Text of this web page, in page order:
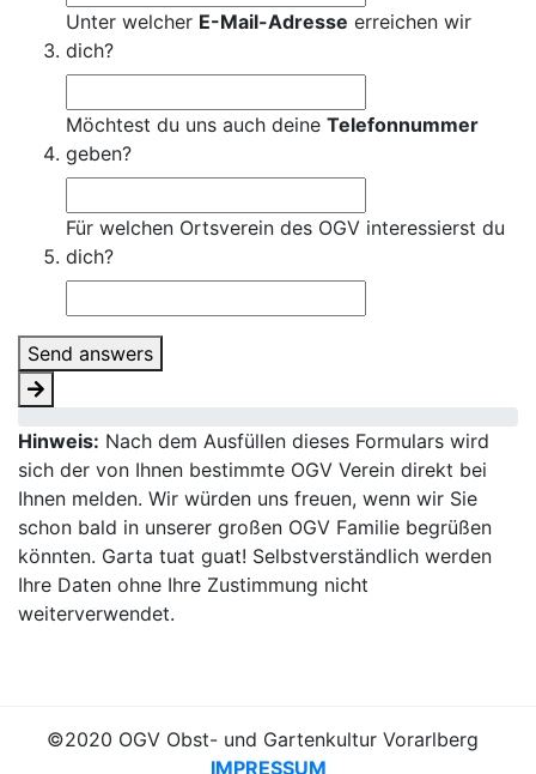
Unter welcher E-Mail-Adresse erreichen wir
dich?
Möchtest du uns auch deine Telefonnummer
geben?
Für welchen Ortsverein des OGV interessierst du
dich?
Send answers
Hinweis: Nach dem Ausfüllen dieses Formulars wird
sich der von Ihnen bestimmte OGV Verein direkt bei
Ihnen melden. Wir würden uns freuen, wenn wir Sie
schon bald in unserer großen OGV Familie begrüßen
könnten. Garta tuat guat! Selbstverständlich werden
Ihre Daten ohne Ihre Zustimmung nicht
weiterverwendet.
©2020 OGV Obst- und Gartenkultur Vorarlberg
IMPRESSUM